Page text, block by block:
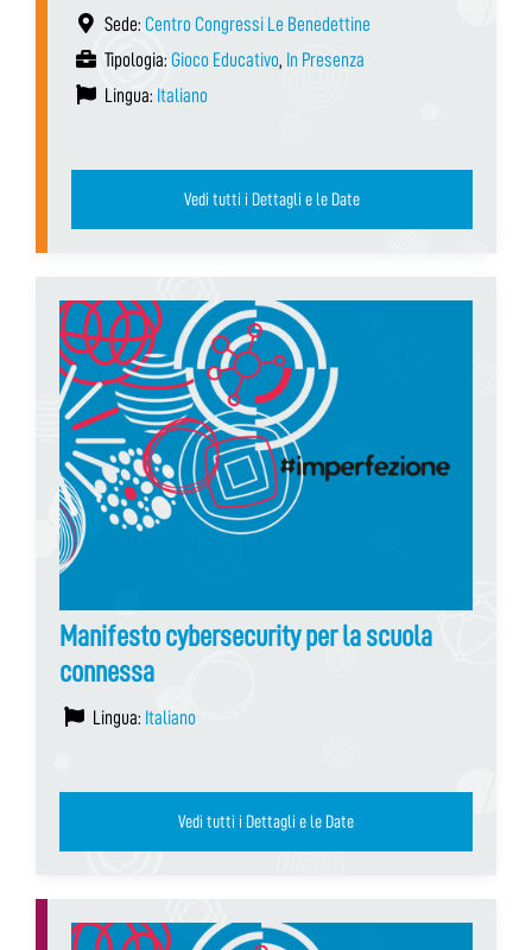
Sede: Centro Congressi Le Benedettine
Tipologia: Gioco Educativo, In Presenza
Lingua: Italiano
Vedi tutti i Dettagli e le Date
Manifesto cybersecurity per la scuola
connessa
Lingua: Italiano
Vedi tutti i Dettagli e le Date